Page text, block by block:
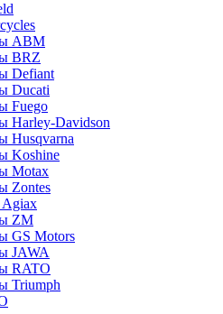
ABM
BRZ
Defiant
Ducati
Fuego
Harley-Davidson
Husqvarna
Koshine
Motax
Zontes
ZM
GS Motors
JAWA
RATO
Triumph